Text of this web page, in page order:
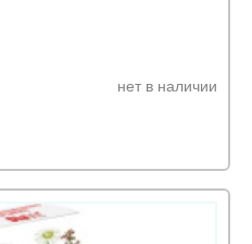
нет в наличии